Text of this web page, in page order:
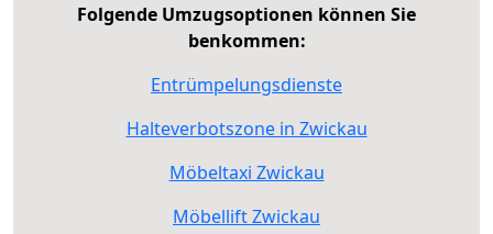
Folgende Umzugsoptionen können Sie
benkommen:
Entrümpelungsdienste
Halteverbotszone in Zwickau
Möbeltaxi Zwickau
Möbellift Zwickau